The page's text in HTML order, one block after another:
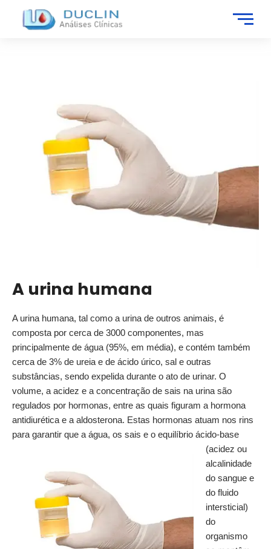
A urina humana
A urina humana, tal como a urina de outros animais, é
composta por cerca de 3000 componentes, mas
principalmente de água (95%, em média), e contém também
cerca de 3% de ureia e de ácido úrico, sal e outras
substâncias, sendo expelida durante o ato de urinar. O
volume, a acidez e a concentração de sais na urina são
regulados por hormonas, entre as quais figuram a hormona
antidiurética e a aldosterona. Estas hormonas atuam nos rins
para garantir que a água, os sais e o equilíbrio ácido-base
(acidez ou
alcalinidade
do sangue e
do fluido
intersticial)
do
organismo